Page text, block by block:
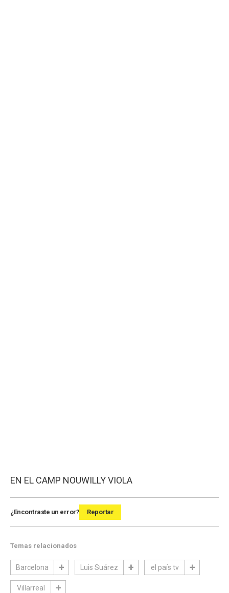
EN EL CAMP NOUWILLY VIOLA
¿Encontraste un error? Reportar
Temas relacionados
Barcelona Luis Suárez el país tv
Villarreal